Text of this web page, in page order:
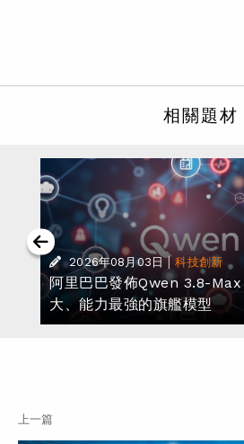
相關題材
2026年08月03日 | 科技創新
阿里巴巴發佈Qwen 3.8-Max
大、能力最強的旗艦模型
上一篇